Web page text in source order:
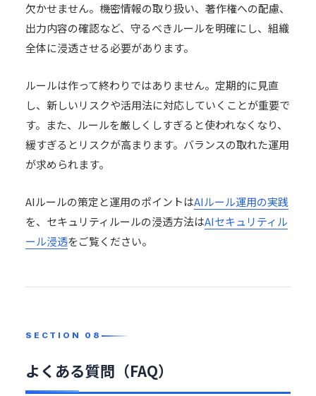
欠かせません。機密情報の取り扱い、著作権への配慮、
出力内容の確認など、守るべきルールを明確にし、組織
全体に浸透させる必要があります。
ルールは作って終わりではありません。定期的に見直
し、新しいリスクや活用法に対応していくことが重要で
す。また、ルールを厳しくしすぎると使われなくなり、
緩すぎるとリスクが高まります。バランスの取れた運用
が求められます。
AIルールの策定と運用のポイントはAIルール運用の実践
を、セキュリティルールの浸透方法はAIセキュリティル
ール浸透をご覧ください。
よくある質問（FAQ）